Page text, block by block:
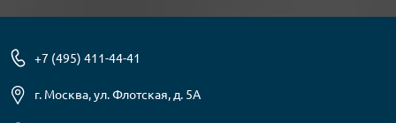
+7 (495) 411-44-41
г. Москва, ул. Флотская, д. 5А